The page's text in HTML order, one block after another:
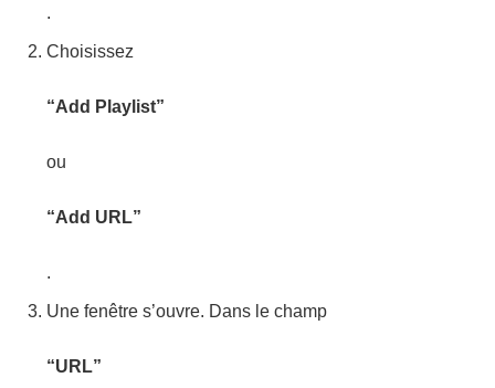
.
Choisissez
“Add Playlist”
ou
“Add URL”
.
Une fenêtre s’ouvre. Dans le champ
“URL”